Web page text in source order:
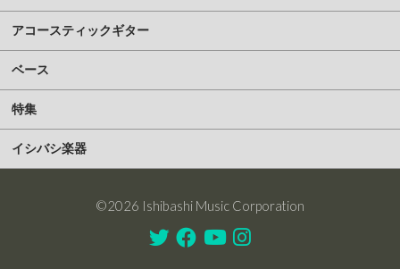
アコースティックギター
ベース
特集
イシバシ楽器
©2026 Ishibashi Music Corporation
TwitterFacebook
YoutubeInstagram